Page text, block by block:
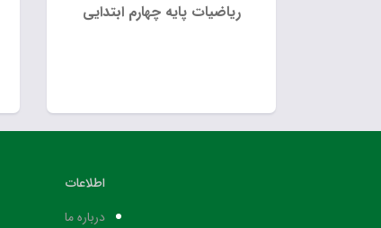
ریاضیات پایه چهارم ابتدایی
اطلاعات
درباره ما